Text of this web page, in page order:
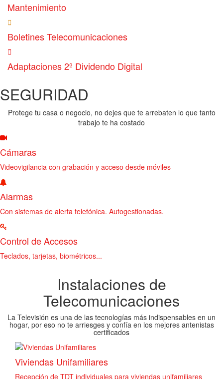
Mantenimiento
Boletines Telecomunicaciones
Adaptaciones 2º Dividendo Digital
SEGURIDAD
Protege tu casa o negocio, no dejes que te arrebaten lo que tanto
trabajo te ha costado
Cámaras
Videovigilancia con grabación y acceso desde móviles
Alarmas
Con sistemas de alerta telefónica. Autogestionadas.
Control de Accesos
Teclados, tarjetas, biométricos...
Instalaciones de
Telecomunicaciones
La Televisión es una de las tecnologías más indispensables en un
hogar, por eso no te arriesges y confía en los mejores antenistas
certificados
Viviendas Unifamiliares
Recepción de TDT individuales para viviendas unifamiliares